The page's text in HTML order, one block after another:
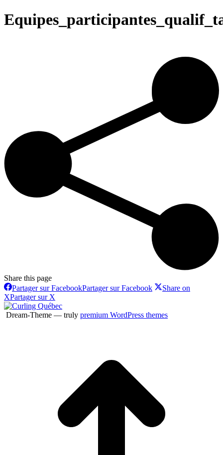
Share this page
Partager sur FacebookPartager sur Facebook
Share on
XPartager sur X
Dream-Theme — truly premium WordPress themes